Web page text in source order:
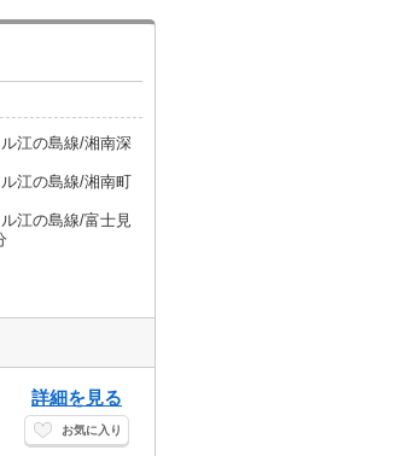
江の島線/湘南深
江の島線/湘南町
江の島線/富士見
詳細を見る
お気に入り